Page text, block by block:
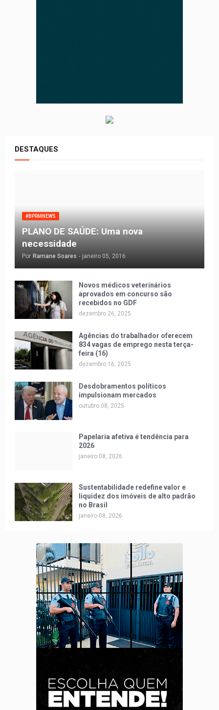
DESTAQUES
#BPRMNEWS
PLANO DE SAÚDE: Uma nova
necessidade
Por Ramane Soares - janeiro 05, 2016
Novos médicos veterinários
aprovados em concurso são
recebidos no GDF
dezembro 26, 2025
Agências do trabalhador oferecem
834 vagas de emprego nesta terça-
feira (16)
dezembro 16, 2025
Desdobramentos políticos
impulsionam mercados
outubro 08, 2025
Papelaria afetiva é tendência para
2026
janeiro 08, 2026
Sustentabilidade redefine valor e
liquidez dos imóveis de alto padrão
no Brasil
janeiro 08, 2026